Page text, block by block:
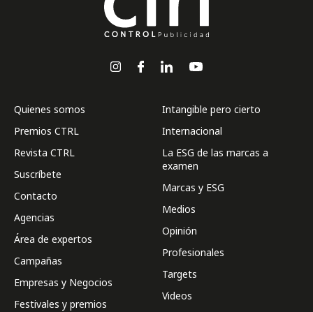
Quienes somos
Premios CTRL
Revista CTRL
Suscríbete
Contacto
Agencias
Área de expertos
Campañas
Empresas y Negocios
Festivales y premios
Intangible pero cierto
Internacional
La ESG de las marcas a
examen
Marcas y ESG
Medios
Opinión
Profesionales
Targets
Videos